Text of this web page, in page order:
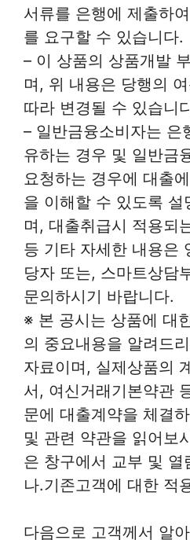
서류를 은행에 제출하
를 요구할 수 있습니다.
– 이 상품의 상품개발
며, 위 내용은 당행의
따라 변경될 수 있습니
– 일반금융소비자는 은
유하는 경우 및 일반금
요청하는 경우에 대출
을 이해할 수 있도록 설
며, 대출취급시 적용되
등 기타 자세한 내용은
당자 또는, 스마트상
문의하시기 바랍니다.
※ 본 공시는 상품에 대
의 중요내용을 알려드
자료이며, 실제상품의
서, 여신거래기본약관
문에 대출계약을 체결
및 관련 약관을 읽어보
은 창구에서 교부 및 열
나.기존고객에 대한 적
다음으로 고객께서 알